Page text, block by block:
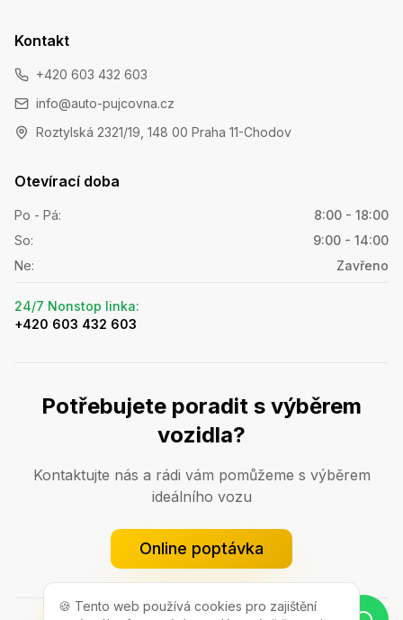
Kontakt
+420 603 432 603
info@auto-pujcovna.cz
Roztylská 2321/19, 148 00 Praha 11-Chodov
Otevírací doba
Po - Pá:
8:00 - 18:00
So:
9:00 - 14:00
Ne: Zavřeno
24/7 Nonstop linka:
+420 603 432 603
Potřebujete poradit s výběrem
vozidla?
Kontaktujte nás a rádi vám pomůžeme s výběrem
ideálního vozu
Online poptávka
🍪 Tento web používá cookies pro zajištění